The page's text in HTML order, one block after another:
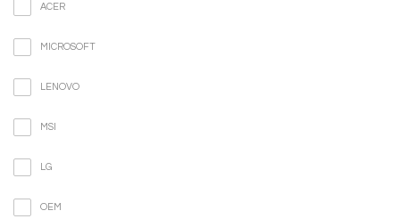
ACER
MICROSOFT
LENOVO
MSI
LG
OEM